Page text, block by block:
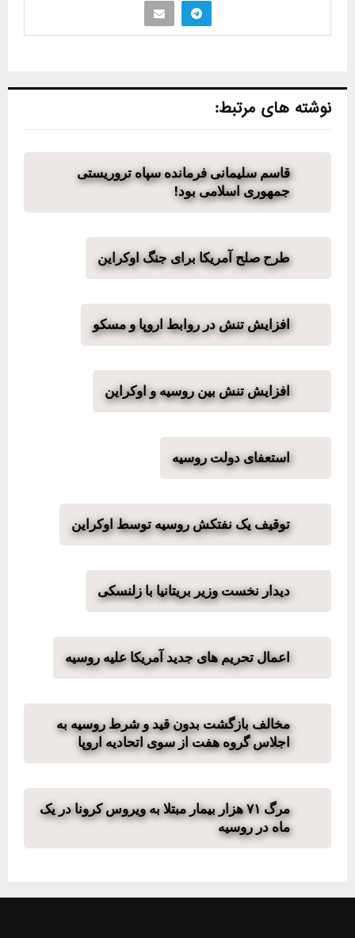
نوشته های مرتبط:
قاسم سلیمانی فرمانده سپاه تروریستی
جمهوری اسلامی بود!
طرح صلح آمریکا برای جنگ اوکراین
افزایش تنش‌ در روابط اروپا و مسکو
افزایش تنش بین روسیه و اوکراین
استعفای دولت روسیه
توقیف یک نفتکش روسیه توسط اوکراین
دیدار نخست وزیر بریتانیا با زلنسکی
اعمال تحریم های جدید آمریکا علیه روسیه
مخالف بازگشت بدون قید و شرط روسیه به
اجلاس گروه هفت از سوی اتحادیه اروپا
مرگ ۷۱ هزار بیمار مبتلا به ویروس کرونا در یک
ماه در روسیه